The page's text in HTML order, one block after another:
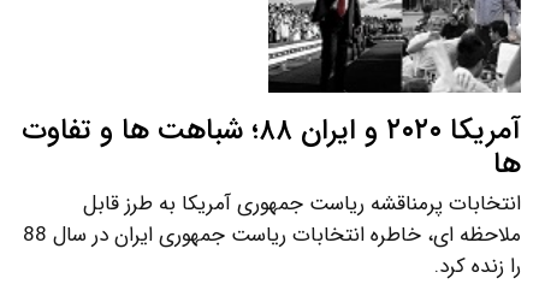
آمریکا ۲۰۲۰ و ایران ۸۸؛ شباهت ها و تفاوت
ها
انتخابات پرمناقشه ریاست جمهوری آمریکا به طرز قابل
ملاحظه ای، خاطره انتخابات ریاست جمهوری ایران در سال 88
را زنده کرد.